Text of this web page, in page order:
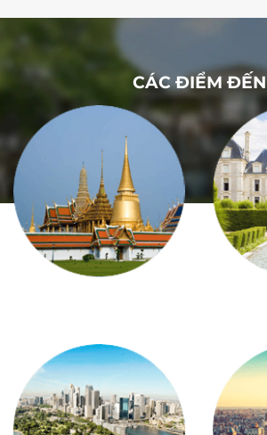
CÁC ĐIỂM ĐẾN